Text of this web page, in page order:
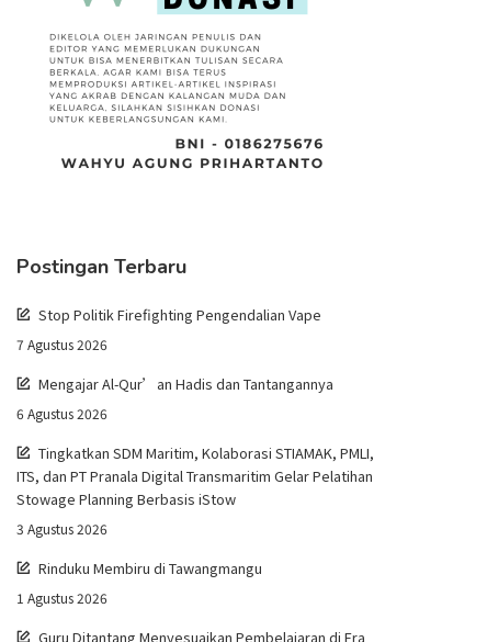
Postingan Terbaru
Stop Politik Firefighting Pengendalian Vape
7 Agustus 2026
Mengajar Al-Qur’an Hadis dan Tantangannya
6 Agustus 2026
Tingkatkan SDM Maritim, Kolaborasi STIAMAK, PMLI,
ITS, dan PT Pranala Digital Transmaritim Gelar Pelatihan
Stowage Planning Berbasis iStow
3 Agustus 2026
Rinduku Membiru di Tawangmangu
1 Agustus 2026
Guru Ditantang Menyesuaikan Pembelajaran di Era